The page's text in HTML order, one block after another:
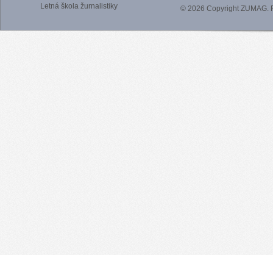
Letná škola žurnalistiky
© 2026 Copyright ZUMAG.